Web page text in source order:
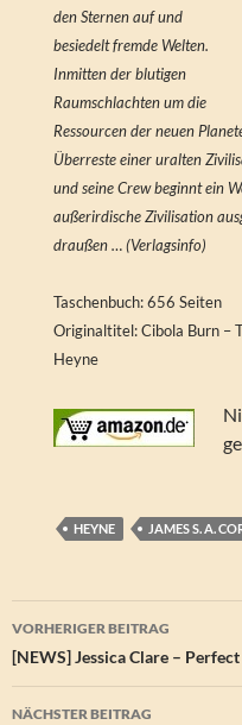
den Sternen auf und
besiedelt fremde Welten.
Inmitten der blutigen
Raumschlachten um die
Ressourcen der neuen
Überreste einer uralten
und seine Crew beginnt ein
außerirdische Zivilisation
draußen … (Verlagsinfo)
Taschenbuch: 656 Seiten
Originaltitel: Cibola Burn –
Heyne
HEYNE JAMES S. A.
VORHERIGER BEITRAG
[NEWS] Jessica Clare –
NÄCHSTER BEITRAG